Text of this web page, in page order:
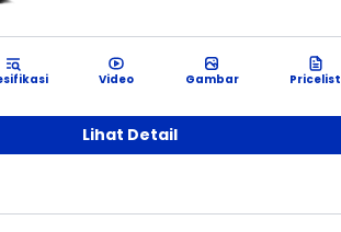
Video Gambar Pricelist
Lihat Detail